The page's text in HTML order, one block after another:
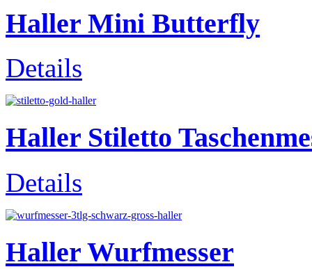
Haller Mini Butterfly
Details
Haller Stiletto
Details
Haller Wurfmesser